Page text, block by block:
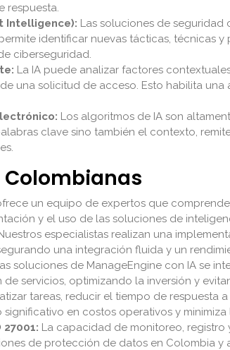
respuesta.
Intelligence): Las soluciones de seguridad
identificar nuevas tácticas, técnicas
ciberseguridad.
La IA puede analizar factores
una solicitud de acceso. Esto habilita
Los algoritmos de IA son
clave sino también el contexto,
Colombianas
un equipo de expertos que
y el uso de las soluciones de
especialistas realizan una
una integración fluida y un
soluciones de ManageEngine con IA se
servicios, optimizando la inversión y
tareas, reducir el tiempo de respuesta
en costos operativos y
La capacidad de monitoreo,
de protección de datos en Colombia y